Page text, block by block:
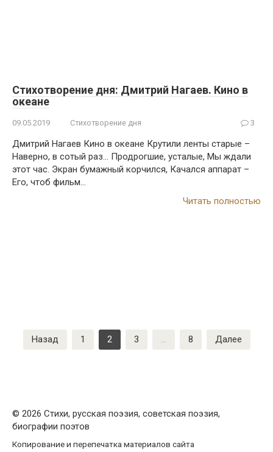
Стихотворение дня: Дмитрий Нагаев. Кино в
океане
09.05.2019 Стихотворение дня 3
Дмитрий Нагаев Кино в океане Крутили ленты старые –
Наверно, в сотый раз… Продрогшие, усталые, Мы ждали
этот час. Экран бумажный корчился, Качался аппарат –
Его, чтоб фильм…
Читать полностью
Пагинация
записей
Назад 1 2 3 … 8 Далее
© 2026 Стихи, русская поэзия, советская поэзия,
биографии поэтов
Копирование и перепечатка материалов сайта